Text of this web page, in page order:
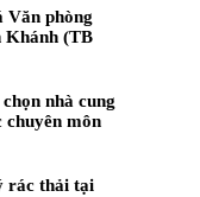
Văn phòng
Khánh (TB
nhà cung
chuyên môn
rác thải tại